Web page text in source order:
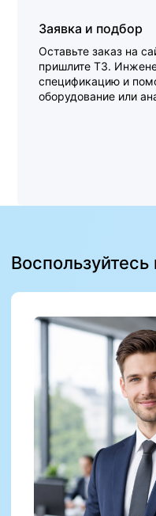
Заявка и подбор
Оставьте заказ на
пришлите ТЗ.
спецификацию и
оборудование или